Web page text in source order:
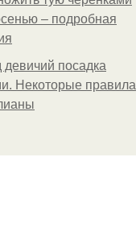
– подробная
девичий посадка
Некоторые правила